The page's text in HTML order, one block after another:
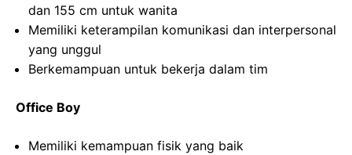
dan 155 cm untuk wanita
Memiliki keterampilan komunikasi dan interpersonal
yang unggul
Berkemampuan untuk bekerja dalam tim
Office Boy
Memiliki kemampuan fisik yang baik